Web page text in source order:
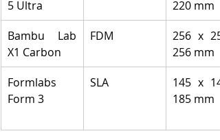
5 Ultra
220 mm
Bambu Lab
X1 Carbon
FDM
256 x
256 mm
Formlabs
Form 3
SLA
145 x
185 mm